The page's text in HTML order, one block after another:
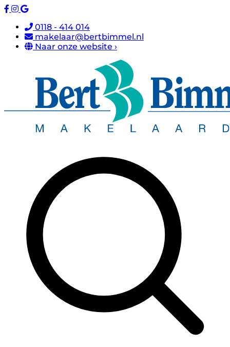
0118 - 414 014
makelaar@bertbimmel.nl
Naar onze website ›